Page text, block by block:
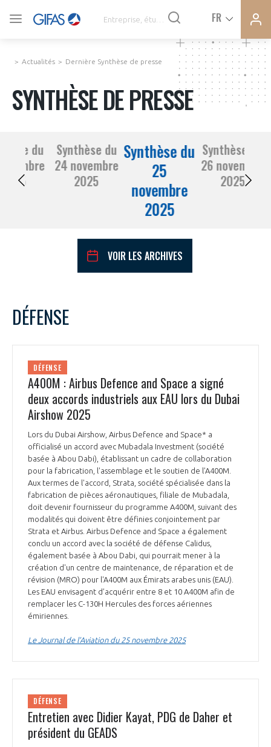
FR
SYNTHÈSE DE PRESSE
COMMUNIQUÉS DE PRESSE
LE GIFAS
NOTRE VISION
NOS MISSIONS
NOTRE HISTOIRE
ORGANISATION
LE CONSEIL DU GIFAS
L’ÉQUIPE DU GIFAS
NOS RÉSEAUX À L'INTERNATIONAL
FONCTIONNEMENT
GEADS
COMITÉ AERO PME
STARTAIR
COMMISSIONS ET COMITÉS
ACCOMPAGNEMENT DE NOS ADHÉRENTS
LES PROGRAMMES DU GIFAS
UN ÉCOSYSTÈME INTÉGRÉ ET COHÉRENT
POURQUOI DEVENIR MEMBRE ?
LA MÉDIATION
LA MÉDIATION DANS LA FILIÈRE AÉRONAUTIQUE ET SPATIALE
LE MÉDIATEUR DE LA FILIÈRE AÉRONAUTIQUE ET SPATIALE
MÉDIATION ET CHARTE D’ENGAGEMENT SUR LES RELATIONS ENTRE
CLIENTS ET FOURNISSEURS
LA MÉDIATION AU-DELÀ DE LA FILIÈRE AÉRONAUTIQUE ET SPATIALE
PRENDRE CONTACT AVEC LE MÉDIATEUR DE LA FILIÈRE
LE SALON DU BOURGET
L'OBSERVATOIRE
CHIFFRES CLÉS
LES ENJEUX
COMPÉTITIVITÉ
EMPLOI & FORMATION
LES PUBLICATIONS
DOCUMENTS & BROCHURES
Actualités Dernière Synthèse de presse
SYNTHÈSE DE PRESSE
du
2025
Synthèse du
24 novembre
2025
Synthèse du
25
novembre
2025
Synthèse du
26 novembre
2025
VOIR LES ARCHIVES
1
2
10
11 13
17
18 19 20 21 22
24
DÉFENSE
DÉFENSE
A400M : Airbus Defence and Space a signé
deux accords industriels aux EAU lors du Dubai
Airshow 2025
Lors du Dubai Airshow, Airbus Defence and Space* a
officialisé un accord avec Mubadala Investment (société
basée à Abou Dabi), établissant un cadre de collaboration
pour la fabrication, l'assemblage et le soutien de l’A400M.
Aux termes de l'accord, Strata, société spécialisée dans la
fabrication de pièces aéronautiques, filiale de Mubadala,
doit devenir fournisseur du programme A400M, suivant des
modalités qui doivent être définies conjointement par
Strata et Airbus. Airbus Defence and Space a également
conclu un accord avec la société de défense Calidus,
également basée à Abou Dabi, qui pourrait mener à la
création d'un centre de maintenance, de réparation et de
révision (MRO) pour l'A400M aux Émirats arabes unis (EAU).
Les EAU envisagent d’acquérir entre 8 et 10 A400M afin de
remplacer les C-130H Hercules des forces aériennes
émiriennes.
Le Journal de l’Aviation du 25 novembre 2025
DÉFENSE
Entretien avec Didier Kayat, PDG de Daher et
président du GEADS
VOUS ÊTES ADHÉRENTS
CONNEXION
PAS ENCORE ADHÉRENT ?
VOUS ÊTES UN PROFESSIONNEL DE LA FILIÈRE ?
votre réseau au sein d’un écosystème intégré et
Découvrez les avantages d'adhérer au GIFAS.
Rencontres, salons, données sectorielles,
programmes ...
DEMANDE D’ADHÉSION
DEMANDE D’ADHÉSION
Avez-vous un statut de droit français ?
OUI NON